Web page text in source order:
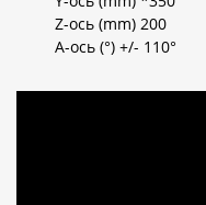
Z-ось (mm) 200
A-ось (°) +/- 110°